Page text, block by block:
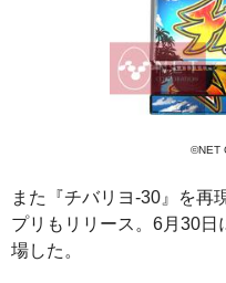
©NET
また『チバリヨ-30』を再
プリもリリース。6月30
場した。